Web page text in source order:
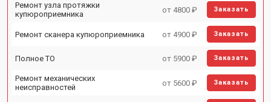
Ремонт узла протяжки
купюроприемника
от 4800 ₽ Заказать
Ремонт сканера купюроприемника от 4900 ₽ Заказать
Полное ТО от 5900 ₽ Заказать
Ремонт механических
неисправностей
от 5600 ₽ Заказать